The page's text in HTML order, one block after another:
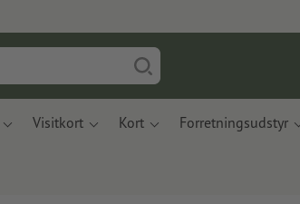
Visitkort Kort Forretningsudstyr